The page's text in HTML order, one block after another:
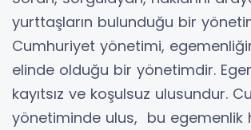
yurttaşların bulunduğu bir
Cumhuriyet yönetimi,
elinde olduğu bir yönetimdir.
kayıtsız ve koşulsuz ulusundur.
yönetiminde ulus, bu egemenlik